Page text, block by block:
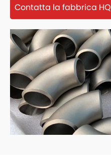
Contatta la fabbrica HQ